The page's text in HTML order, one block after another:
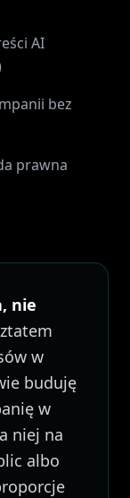
AI
bez
prawna
nie
w
buduję
w
niej na
albo